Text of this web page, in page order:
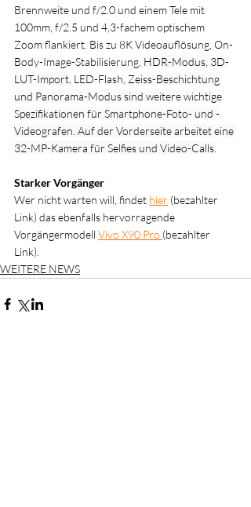
Brennweite und f/2.0 und einem Tele mit
100mm, f/2.5 und 4,3-fachem optischem
Zoom flankiert. Bis zu 8K Videoauflösung, On-
Body-Image-Stabilisierung, HDR-Modus, 3D-
LUT-Import , LED-Flash, Zeiss-Beschichtung
und Panorama-Modus sind weitere wichtige
Spezifikationen für Smartphone-Foto- und -
Videografen. Auf der Vorderseite arbeitet eine
32-MP-Kamera für Selfies und Video-Calls.
Starker Vorgänger
Wer nicht warten will, findet hier (bezahlter
Link) das ebenfalls hervorragende
Vorgängermodell Vivo X90 Pro (bezahlter
Link).
WEITERE NEWS